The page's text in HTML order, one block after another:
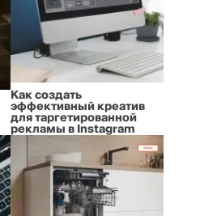
Как создать
эффективный креатив
для таргетированной
рекламы в Instagram